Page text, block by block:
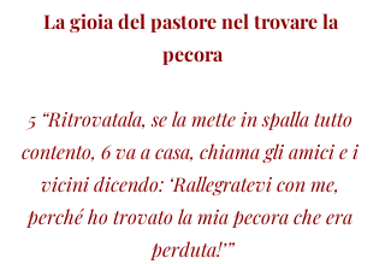
La gioia del pastore nel trovare la
pecora
5 “Ritrovatala, se la mette in spalla tutto
contento, 6 va a casa, chiama gli amici e i
vicini dicendo: ‘Rallegratevi con me,
perché ho trovato la mia pecora che era
perduta!’”